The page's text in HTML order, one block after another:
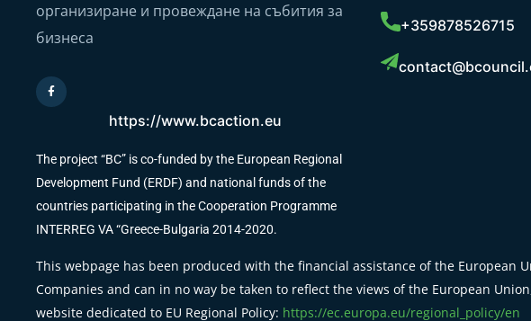
организиране и провеждане на събития за
бизнеса
https://www.bcaction.eu
The project “BC” is co-funded by the European Regional
Development Fund (ERDF) and national funds of the
countries participating in the Cooperation Programme
INTERREG VA “Greece-Bulgaria 2014-2020.
+359878526715
This webpage has been produced with the financial assistance of the European
Companies and can in no way be taken to reflect the views of the European
website dedicated to EU Regional Policy: https://ec.europa.eu/regional_policy/en